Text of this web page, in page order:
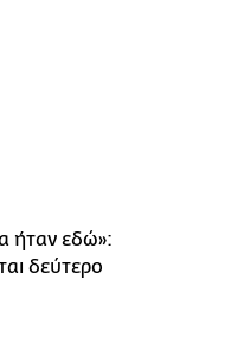
ήταν εδώ»:
δεύτερο